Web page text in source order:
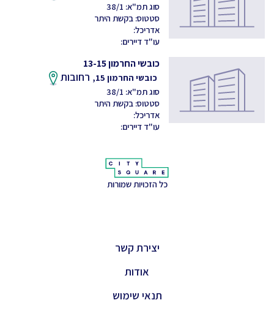
סוג תמ"א: 38/1
סטטוס: בקשת היתר
אדריכל:
עו"ד דיירים:
כובשי החרמון 13-15
כובשי החרמון 15, רחובות
סוג תמ"א: 38/1
סטטוס: בקשת היתר
אדריכל:
עו"ד דיירים:
כל הזכויות שמורות
יצירת קשר
אודות
תנאי שימוש